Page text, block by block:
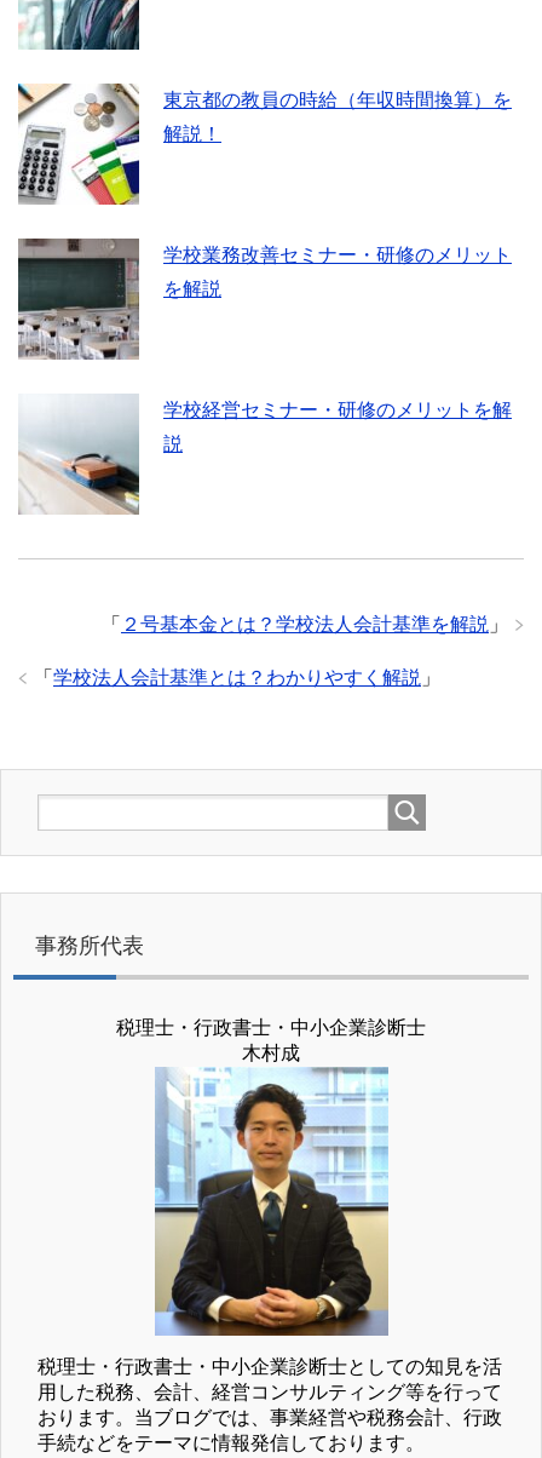
東京都の教員の時給（年収時間換算）を
解説！
学校業務改善セミナー・研修のメリット
を解説
学校経営セミナー・研修のメリットを解
説
「 ２号基本金とは？学校法人会計基準を解説 」
「 学校法人会計基準とは？わかりやすく解説 」
事務所代表
税理士・行政書士・中小企業診断士
木村成
税理士・行政書士・中小企業診断士としての知見を活
用した税務、会計、経営コンサルティング等を行って
おります。当ブログでは、事業経営や税務会計、行政
手続などをテーマに情報発信しております。